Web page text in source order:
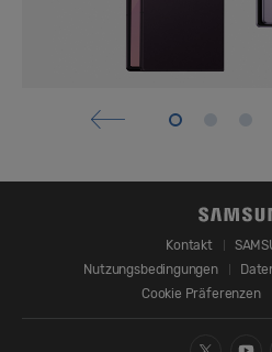
Kontakt
Nutzungsbedingungen
Cookie Präferenzen